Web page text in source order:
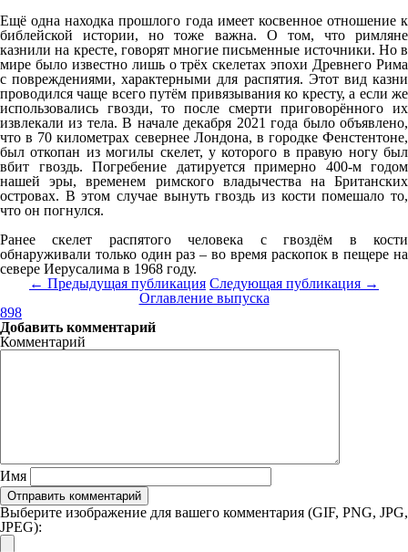
Ещё одна находка прошлого года имеет косвенное отношение к
библейской истории, но тоже важна. О том, что римляне
казнили на кресте, говорят многие письменные источники. Но в
мире было известно лишь о трёх скелетах эпохи Древнего Рима
с повреждениями, характерными для распятия. Этот вид казни
проводился чаще всего путём привязывания ко кресту, а если же
использовались гвозди, то после смерти приговорённого их
извлекали из тела. В начале декабря 2021 года было объявлено,
что в 70 километрах севернее Лондона, в городке Фенстентоне,
был откопан из могилы скелет, у которого в правую ногу был
вбит гвоздь. Погребение датируется примерно 400-м годом
нашей эры, временем римского владычества на Британских
островах. В этом случае вынуть гвоздь из кости помешало то,
что он погнулся.
Ранее скелет распятого человека с гвоздём в кости
обнаруживали только один раз – во время раскопок в пещере на
севере Иерусалима в 1968 году.
← Предыдущая публикация Следующая публикация →
Оглавление выпуска
898
Добавить комментарий
Комментарий
Имя
Выберите изображение для вашего комментария (GIF, PNG, JPG,
JPEG):